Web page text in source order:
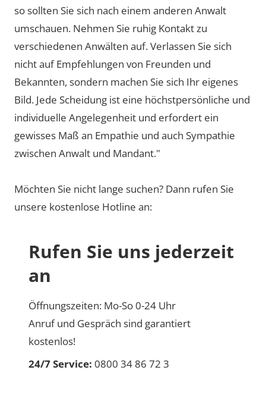
so sollten Sie sich nach einem anderen Anwalt
umschauen. Nehmen Sie ruhig Kontakt zu
verschiedenen Anwälten auf. Verlassen Sie sich
nicht auf Empfehlungen von Freunden und
Bekannten, sondern machen Sie sich Ihr eigenes
Bild. Jede Scheidung ist eine höchstpersönliche und
individuelle Angelegenheit und erfordert ein
gewisses Maß an Empathie und auch Sympathie
zwischen Anwalt und Mandant."
Möchten Sie nicht lange suchen? Dann rufen Sie
unsere kostenlose Hotline an:
Rufen Sie uns jederzeit
an
Öffnungszeiten: Mo-So 0-24 Uhr
Anruf und Gespräch sind garantiert
kostenlos!
24/7 Service: 0800 34 86 72 3